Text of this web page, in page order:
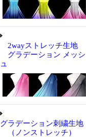
2wayストレッチ生地
グラデーション メッシ
ュ
グラデーション刺繍生地
（ノンストレッチ）